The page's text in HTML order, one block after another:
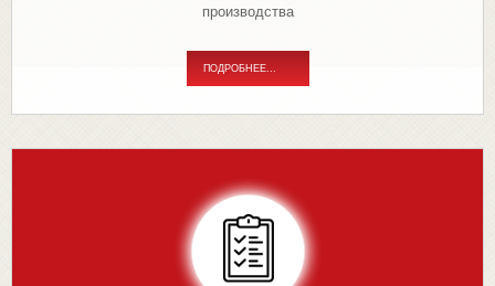
производства
ПОДРОБНЕЕ...